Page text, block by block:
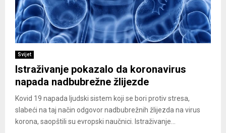
Svijet
Istraživanje pokazalo da koronavirus
napada nadbubrežne žlijezde
Kovid 19 napada ljudski sistem koji se bori protiv stresa,
slabeći na taj način odgovor nadbubrežnih žlijezda na virus
korona, saopštili su evropski naučnici. Istraživanje...